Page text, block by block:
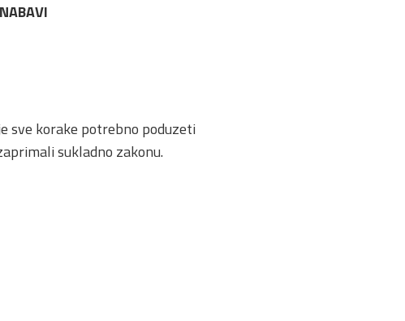
sve korake potrebno poduzeti
sukladno zakonu.